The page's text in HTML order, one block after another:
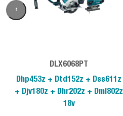
DLX6068PT
Dhp453z + Dtd152z + Dss611z
+ Djv180z + Dhr202z + Dml802z
18v
‹